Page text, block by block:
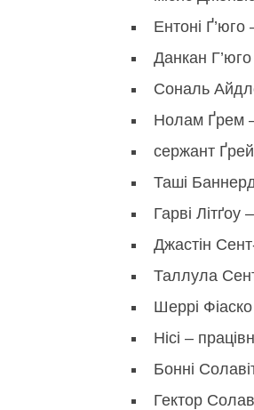
Ентоні
Данкан
Сональ
Нолам Ґрем
сержант
Таші
Гарві Літґоу
Джастін
Таллула
Шеррі
Нісі –
Бонні
Гектор